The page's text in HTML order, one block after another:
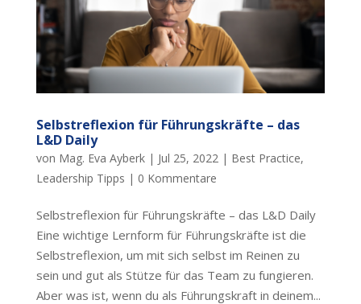
Selbstreflexion für Führungskräfte – das
L&D Daily
von Mag. Eva Ayberk| Jul 25, 2022 | Best Practice,
Leadership Tipps | 0 Kommentare
Selbstreflexion für Führungskräfte – das L&D Daily
Eine wichtige Lernform für Führungskräfte ist die
Selbstreflexion, um mit sich selbst im Reinen zu
sein und gut als Stütze für das Team zu fungieren.
Aber was ist, wenn du als Führungskraft in deinem...